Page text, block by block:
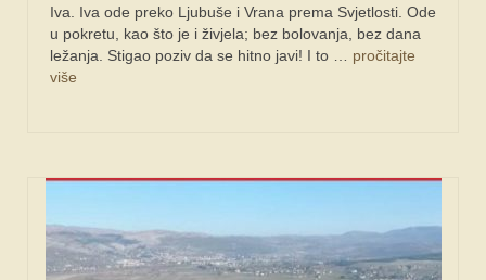
Iva. Iva ode preko Ljubuše i Vrana prema Svjetlosti. Ode
u pokretu, kao što je i živjela; bez bolovanja, bez dana
ležanja. Stigao poziv da se hitno javi! I to … pročitajte
više